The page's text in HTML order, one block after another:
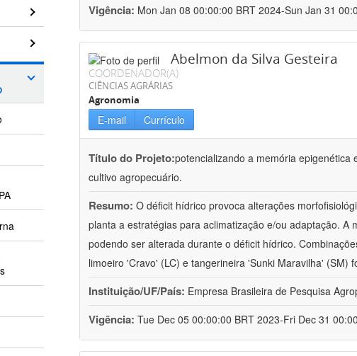
Vigência: Mon Jan 08 00:00:00 BRT 2024-Sun Jan 31
Abelmon da Silva Gesteira
COORDENADOR(A)
CIÊNCIAS AGRÁRIAS
Agronomia
E-mail Currículo
Título do Projeto:potencializando a memória
cultivo agropecuário.
Resumo: O déficit hídrico provoca alterações
planta a estratégias para aclimatização e/ou adaptação. A
podendo ser alterada durante o déficit hídrico.
limoeiro 'Cravo' (LC) e tangerineira 'Sunki Maravilha' (SM)
Instituição/UF/País: Empresa Brasileira de Pesquisa
Vigência: Tue Dec 05 00:00:00 BRT 2023-Fri Dec 31